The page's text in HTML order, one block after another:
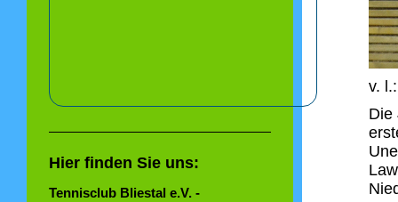
Hier finden Sie uns:
Tennisclub Bliestal e.V. -
v.
Die